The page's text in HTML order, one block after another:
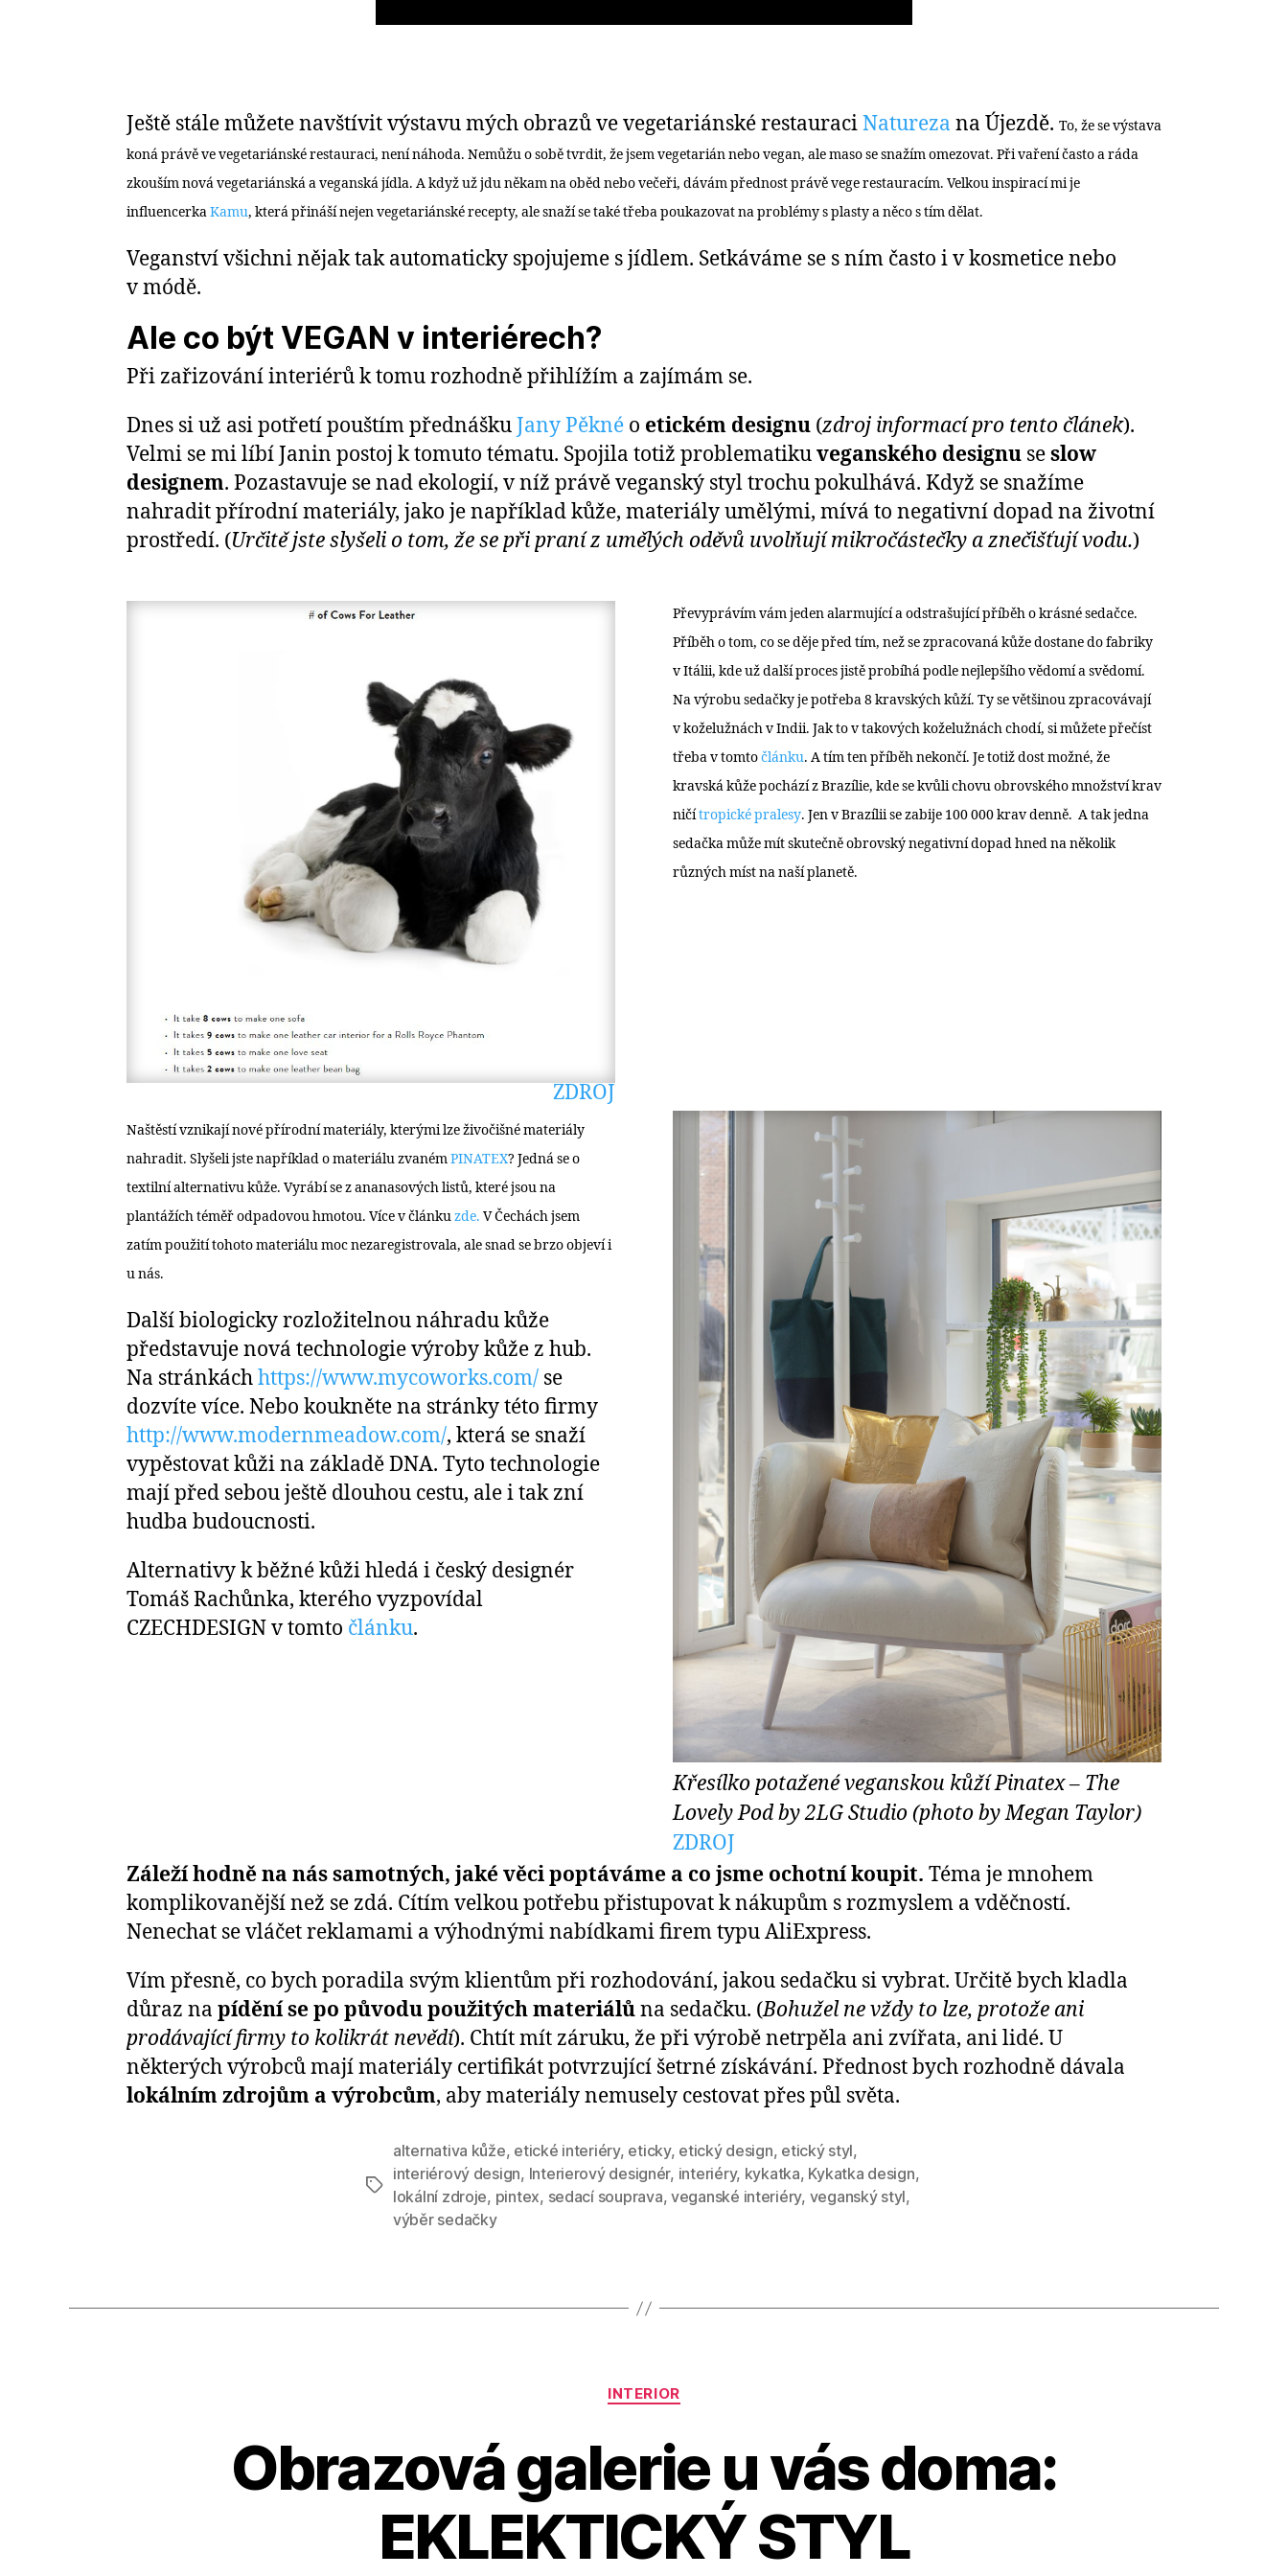
Ještě stále můžete navštívit výstavu mých obrazů ve vegetariánské restauraciNatureza na Újezdě. To, že se výstava
koná právě ve vegetariánské restauraci, není náhoda. Nemůžu o sobě tvrdit, že jsem vegetarián nebo vegan, ale maso se snažím omezovat. Při vaření často a ráda
zkouším nová vegetariánská a veganská jídla. A když už jdu někam na oběd nebo večeři, dávám přednost právě vege restauracím. Velkou inspirací mi je
influencerkaKamu, která přináší nejen vegetariánské recepty, ale snaží se také třeba poukazovat na problémy s plasty a něco s tím dělat.
Veganství všichni nějak tak automaticky spojujeme s jídlem. Setkáváme se s ním často i v kosmetice nebo
v módě.
Ale co být VEGAN v interiérech?
Při zařizování interiérů k tomu rozhodně přihlížím a zajímám se.
Dnes si už asi potřetí pouštím přednáškuJany Pěkné o etickém designu (zdroj informací pro tento článek).
Velmi se mi líbí Janin postoj k tomuto tématu. Spojila totiž problematikuveganského designu seslow
designem. Pozastavuje se nad ekologií, v níž právě veganský styl trochu pokulhává. Když se snažíme
nahradit přírodní materiály, jako je například kůže, materiály umělými, mívá to negativní dopad na životní
prostředí. (Určitě jste slyšeli o tom, že se při praní z umělých oděvů uvolňují mikročástečky a znečišťují vodu.)
ZDROJ
Převyprávím vám jeden alarmující a odstrašující příběh o krásné sedačce.
Příběh o tom, co se děje před tím, než se zpracovaná kůže dostane do fabriky
v Itálii, kde už další proces jistě probíhá podle nejlepšího vědomí a svědomí.
Na výrobu sedačky je potřeba 8 kravských kůží. Ty se většinou zpracovávají
v koželužnách v Indii. Jak to v takových koželužnách chodí, si můžete přečíst
třeba v tomtočlánku. A tím ten příběh nekončí. Je totiž dost možné, že
kravská kůže pochází z Brazílie, kde se kvůli chovu obrovského množství krav
ničítropické pralesy. Jen v Brazílii se zabije 100 000 krav denně. A tak jedna
sedačka může mít skutečně obrovský negativní dopad hned na několik
různých míst na naší planetě.
Naštěstí vznikají nové přírodní materiály, kterými lze živočišné materiály
nahradit. Slyšeli jste například o materiálu zvanémPINATEX? Jedná se o
textilní alternativu kůže. Vyrábí se z ananasových listů, které jsou na
plantážích téměř odpadovou hmotou. Více v článkuzde. V Čechách jsem
zatím použití tohoto materiálu moc nezaregistrovala, ale snad se brzo objeví i
u nás.
Další biologicky rozložitelnou náhradu kůže
představuje nová technologie výroby kůže z hub.
Na stránkáchhttps://www.mycoworks.com/ se
dozvíte více. Nebo koukněte na stránky této firmy
http://www.modernmeadow.com/, která se snaží
vypěstovat kůži na základě DNA. Tyto technologie
mají před sebou ještě dlouhou cestu, ale i tak zní
hudba budoucnosti.
Alternativy k běžné kůži hledá i český designér
Tomáš Rachůnka, kterého vyzpovídal
CZECHDESIGN v tomto článku.
Křesílko potažené veganskou kůží Pinatex – The
Lovely Pod by 2LG Studio (photo by Megan Taylor)
ZDROJ
Záleží hodně na nás samotných, jaké věci poptáváme a co jsme ochotní koupit. Téma je mnohem
komplikovanější než se zdá. Cítím velkou potřebu přistupovat k nákupům s rozmyslem a vděčností.
Nenechat se vláčet reklamami a výhodnými nabídkami firem typu AliExpress.
Vím přesně, co bych poradila svým klientům při rozhodování, jakou sedačku si vybrat. Určitě bych kladla
důraz na pídění se po původu použitých materiálůna sedačku. (Bohužel ne vždy to lze, protože ani
prodávající firmy to kolikrát nevědí). Chtít mít záruku, že při výrobě netrpěla ani zvířata, ani lidé. U
některých výrobců mají materiály certifikát potvrzující šetrné získávání. Přednost bych rozhodně dávala
lokálním zdrojům a výrobcům, aby materiály nemusely cestovat přes půl světa.
Štítky
alternativa kůže, etické interiéry, eticky, etický design, etický styl,
interiérový design, Interierový designér, interiéry, kykatka, Kykatka design,
lokální zdroje, pintex, sedací souprava, veganské interiéry, veganský styl,
výběr sedačky
Rubriky
INTERIOR
Obrazová galerie u vás doma:
EKLEKTICKÝ STYL